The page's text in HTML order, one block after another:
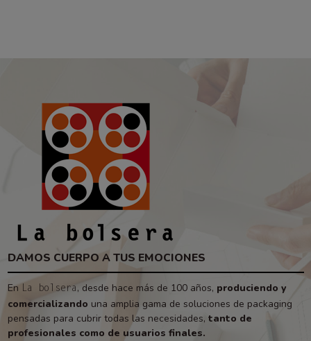
DAMOS CUERPO A TUS EMOCIONES
En La bolsera , desde hace más de 100 años, produciendo y
comercializando una amplia gama de soluciones de packaging
pensadas para cubrir todas las necesidades, tanto de
profesionales como de usuarios finales.